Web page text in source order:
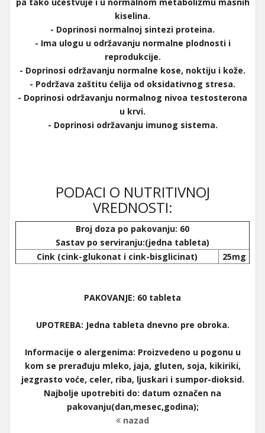
kiselina.
- Doprinosi normalnoj sintezi proteina.
- Ima ulogu u održavanju normalne plodnosti i
reprodukcije.
- Doprinosi održavanju normalne kose, noktiju i kože.
- Podržava zaštitu ćelija od oksidativnog stresa.
- Doprinosi održavanju normalnog nivoa testosterona
u krvi.
- Doprinosi održavanju imunog sistema.
PODACI O NUTRITIVNOJ
VREDNOSTI:
Broj doza po pakovanju: 60
Sastav po serviranju:(jedna tableta)
Cink (cink-glukonat i cink-bisglicinat)
25mg
PAKOVANJE: 60 tableta
UPOTREBA: Jedna tableta dnevno pre obroka.
Informacije o alergenima: Proizvedeno u pogonu u
kom se prerađuju mleko, jaja, gluten, soja, kikiriki,
jezgrasto voće, celer, riba, ljuskari i sumpor-dioksid.
Najbolje upotrebiti do: datum označen na
pakovanju(dan,mesec,godina);
nazad